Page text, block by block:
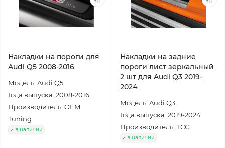
Накладки на пороги для
Audi Q5 2008-2016
Модель: Audi Q5
Года выпуска: 2008-2016
Производитель: OEM
Tuning
в наличии
Накладки на задние
пороги лист зеркальный
2 шт для Audi Q3 2019-
2024
Модель: Audi Q3
Года выпуска: 2019-2024
Производитель: ТСС
в наличии